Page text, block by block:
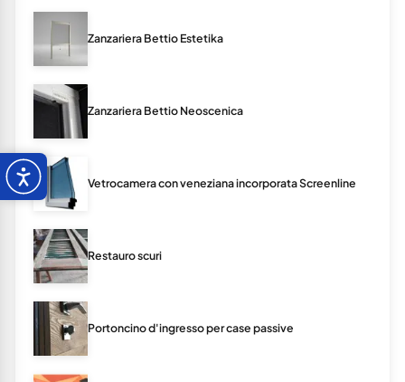
Zanzariera Bettio Estetika
Zanzariera Bettio Neoscenica
Vetrocamera con veneziana incorporata Screenline
Restauro scuri
Portoncino d'ingresso per case passive